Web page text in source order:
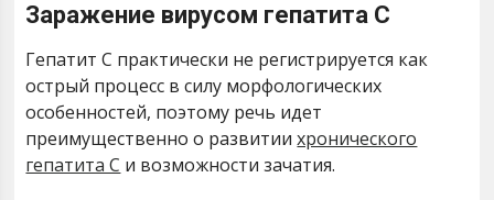
Заражение вирусом гепатита С
Гепатит С практически не регистрируется как
острый процесс в силу морфологических
особенностей, поэтому речь идет
преимущественно о развитиихронического
гепатита С и возможности зачатия.